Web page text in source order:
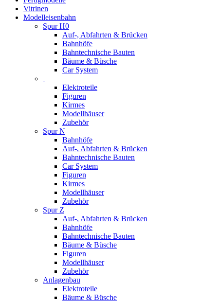
Vitrinen
Modelleisenbahn
Spur H0
Auf-, Abfahrten & Brücken
Bahnhöfe
Bahntechnische Bauten
Bäume & Büsche
Car System
Elektroteile
Figuren
Kirmes
Modellhäuser
Zubehör
Spur N
Bahnhöfe
Auf-, Abfahrten & Brücken
Bahntechnische Bauten
Car System
Figuren
Kirmes
Modellhäuser
Zubehör
Spur Z
Auf-, Abfahrten & Brücken
Bahnhöfe
Bahntechnische Bauten
Bäume & Büsche
Figuren
Modellhäuser
Zubehör
Anlagenbau
Elektroteile
Bäume & Büsche